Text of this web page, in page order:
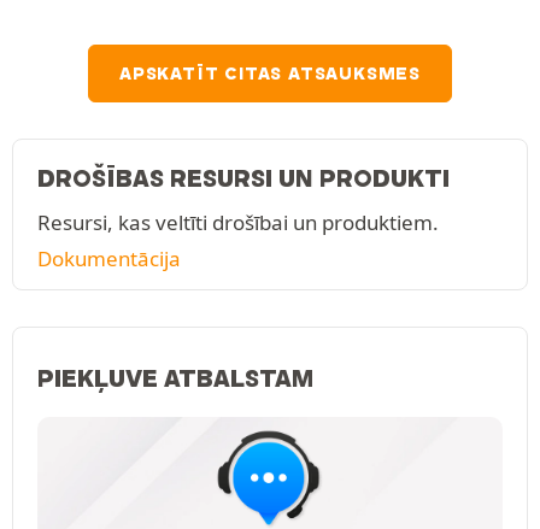
APSKATĪT CITAS ATSAUKSMES
DROŠĪBAS RESURSI UN PRODUKTI
Resursi, kas veltīti drošībai un produktiem.
Dokumentācija
PIEKĻUVE ATBALSTAM